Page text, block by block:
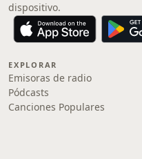
dispositivo.
EXPLORAR
Emisoras de radio
Pódcasts
Canciones Populares